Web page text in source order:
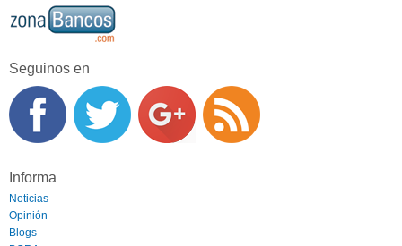
Seguinos en
Informa
Noticias
Opinión
Blogs